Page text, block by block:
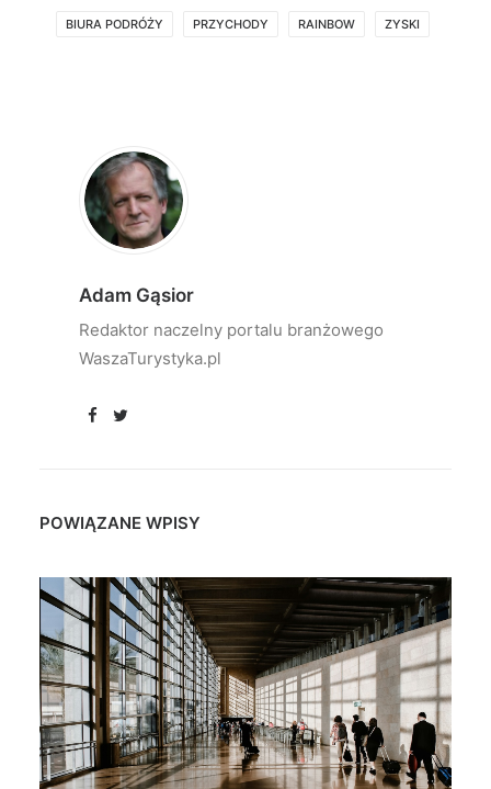
BIURA PODRÓŻY PRZYCHODY RAINBOW ZYSKI
Adam Gąsior
Redaktor naczelny portalu branżowego
WaszaTurystyka.pl
POWIĄZANE WPISY